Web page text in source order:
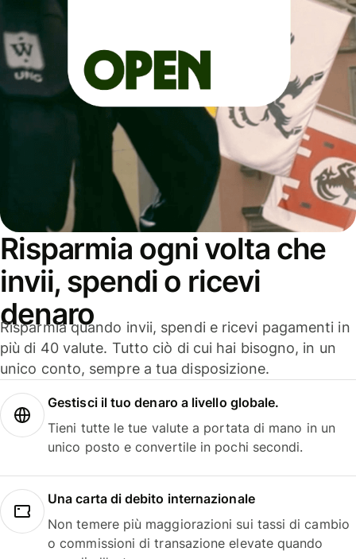
Risparmia ogni volta che
invii, spendi o ricevi
denaro
Risparmia quando invii, spendi e ricevi pagamenti in
più di 40 valute. Tutto ciò di cui hai bisogno, in un
unico conto, sempre a tua disposizione.
Gestisci il tuo denaro a livello globale.
Tieni tutte le tue valute a portata di mano in un
unico posto e convertile in pochi secondi.
Una carta di debito internazionale
Non temere più maggiorazioni sui tassi di cambio
o commissioni di transazione elevate quando